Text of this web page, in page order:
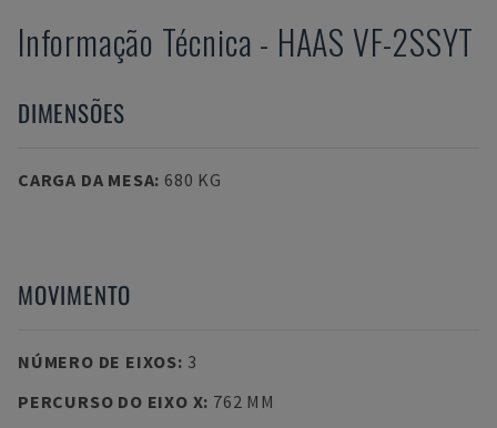
Informação Técnica - HAAS VF-2SSYT
DIMENSÕES
CARGA DA MESA: 680 KG
MOVIMENTO
NÚMERO DE EIXOS: 3
PERCURSO DO EIXO X: 762 MM